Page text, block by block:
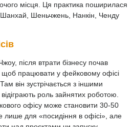
місця. Ця практика поширилася
Шанхай, Шеньчжень, Нанкін, Ченду
після втрати бізнесу почав
щоб працювати у фейковому офісі
він зустрічається з іншими
роль зайнятих роботою.
офісу може становити 30-50
лише для «посидіння в офісі», але